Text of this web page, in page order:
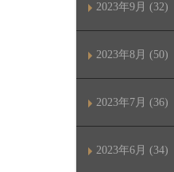
2023年9月 (32)
2023年8月 (50)
2023年7月 (36)
2023年6月 (34)